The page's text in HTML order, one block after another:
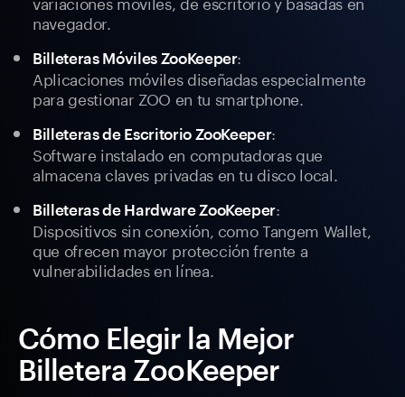
navegador.
Billeteras Móviles ZooKeeper:
Aplicaciones móviles diseñadas especialmente
para gestionar ZOO en tu smartphone.
Billeteras de Escritorio ZooKeeper:
Software instalado en computadoras que
almacena claves privadas en tu disco local.
Billeteras de Hardware ZooKeeper:
Dispositivos sin conexión, como Tangem Wallet,
que ofrecen mayor protección frente a
vulnerabilidades en línea.
Cómo Elegir la Mejor
Billetera ZooKeeper